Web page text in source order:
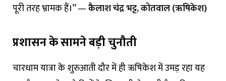
पूरी तरह भ्रामक हैं।” —कैलाश चंद्र भट्ट, कोतवाल (ऋषिकेश)
प्रशासन के सामने बड़ी चुनौती
चारधाम यात्रा के शुरुआती दौर में ही ऋषिकेश में उमड़ रहा यह